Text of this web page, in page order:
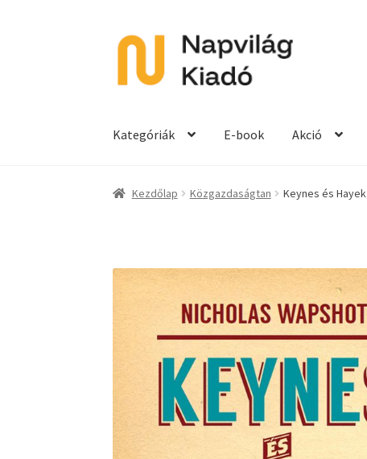
Ugrás
navigációhoz
Kilépés
tartalomba
Kategóriák E-book Akció
Kezdőlap Közgazdaságtan Keynes és Hayek